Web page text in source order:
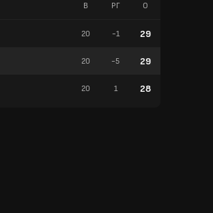
В РГ О
20 -1 29
20 -5 29
20 1 28